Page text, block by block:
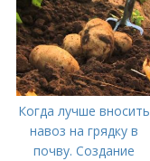
Когда лучше вносить
навоз на грядку в
почву. Создание